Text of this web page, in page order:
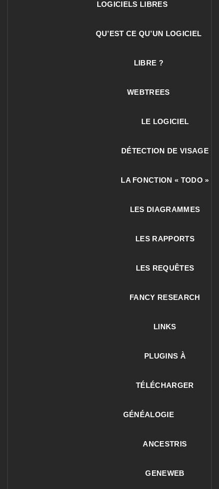
LOGICIELS LIBRES
QU’EST CE QU’UN LOGICIEL
LIBRE ?
WEBTREES
LE LOGICIEL
DÉTECTION DE VISAGE
LA FONCTION « TODO »
LES DIAGRAMMES
LES RAPPORTS
LES REQUÊTES
FANCY RESEARCH
LINKS
PLUGINS À
TÉLÉCHARGER
GÉNÉALOGIE
ANCESTRIS
GENEWEB